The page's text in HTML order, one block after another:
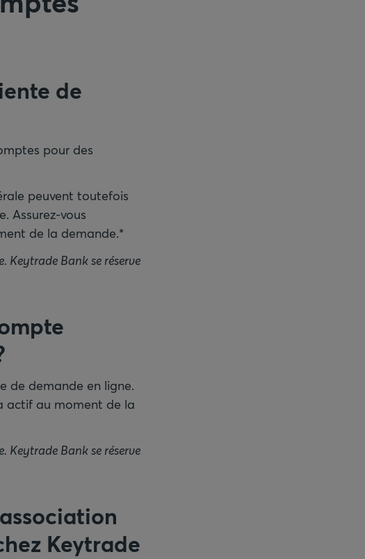
de
pour des
peuvent toutefois
Assurez-vous
de la demande.*
Keytrade Bank se réserve
de demande en ligne.
actif au moment de la
Keytrade Bank se réserve
Keytrade